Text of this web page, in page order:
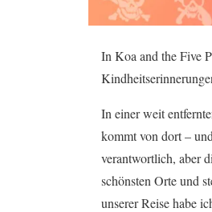
In Koa and the Five
In einer weit
kommt von dort –
verantwortlich, aber
schönsten Orte und
unserer Reise habe